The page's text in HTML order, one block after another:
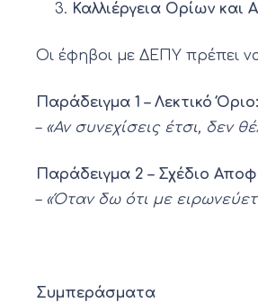
Καλλιέργεια Ορίων
Οι έφηβοι με ΔΕΠΥ πρέπει
Παράδειγμα 1 – Λεκτικό Όριο:
– «Αν συνεχίσεις έτσι, δεν
Παράδειγμα 2 – Σχέδιο
– «Όταν δω ότι με
Συμπεράσματα